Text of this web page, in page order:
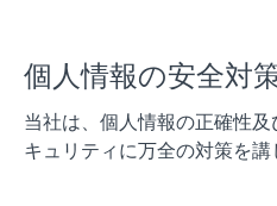
個人情報の安全対
当社は、個人情報の正確性
キュリティに万全の対策を講